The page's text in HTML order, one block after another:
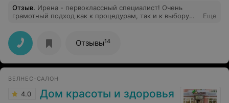
Отзыв. Ирена - первоклассный специалист! Очень
грамотный подход как к процедурам, так и к выбору
сделает того, что кожа не одобрит
Еще
Отзывы14
ВЕЛНЕС-САЛОН
4.0 Дом красоты и здоровья